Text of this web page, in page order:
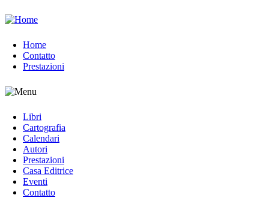
Jump to navigation
Home
Contatto
Prestazioni
Libri
Cartografia
Calendari
Autori
Prestazioni
Casa Editrice
Eventi
Contatto